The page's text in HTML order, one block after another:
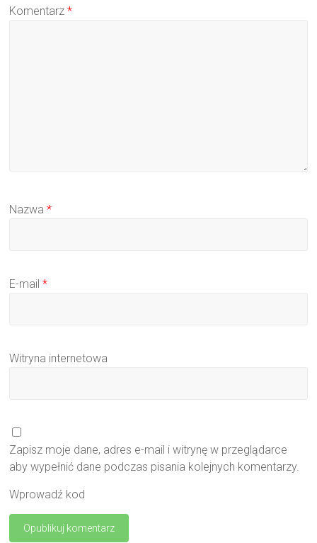
Komentarz*
Nazwa*
E-mail*
Witryna internetowa
Zapisz moje dane, adres e-mail i witrynę w przeglądarce
aby wypełnić dane podczas pisania kolejnych komentarzy.
Wprowadź kod